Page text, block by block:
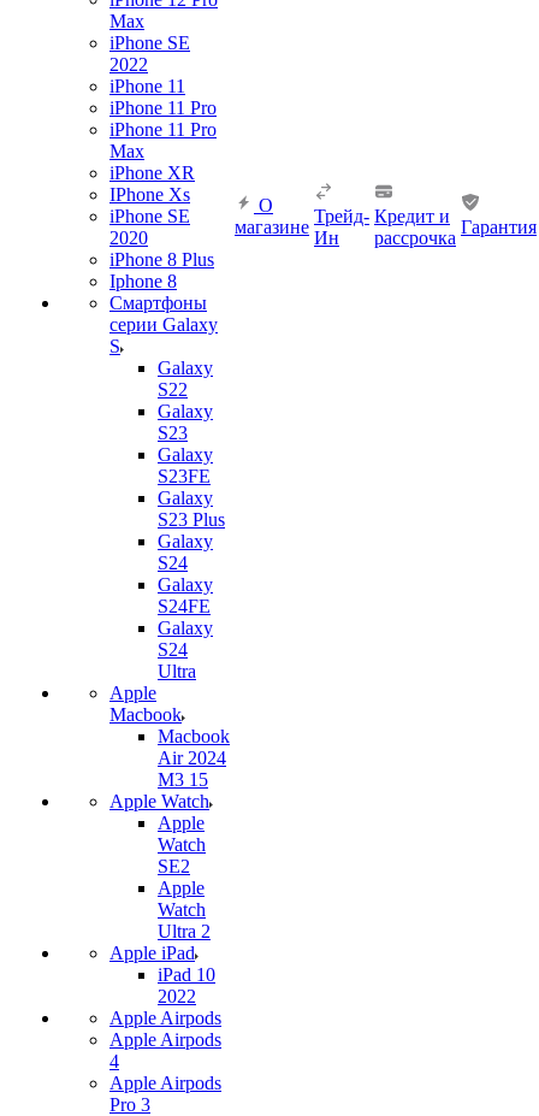
Max
iPhone SE
2022
iPhone 11
iPhone 11 Pro
iPhone 11 Pro
Max
iPhone XR
IPhone Xs
iPhone SE
2020
iPhone 8 Plus
Iphone 8
Смартфоны
серии Galaxy
S
Galaxy
S22
Galaxy
S23
Galaxy
S23FE
Galaxy
S23 Plus
Galaxy
S24
Galaxy
S24FE
Galaxy
S24
Ultra
Apple
Macbook
Macbook
Air 2024
M3 15
Apple Watch
Apple
Watch
SE2
Apple
Watch
Ultra 2
Apple iPad
iPad 10
2022
Apple Airpods
Apple Airpods
4
Apple Airpods
Pro 3
О
магазине
Трейд-
Ин
Кредит и
рассрочка
Гарантия